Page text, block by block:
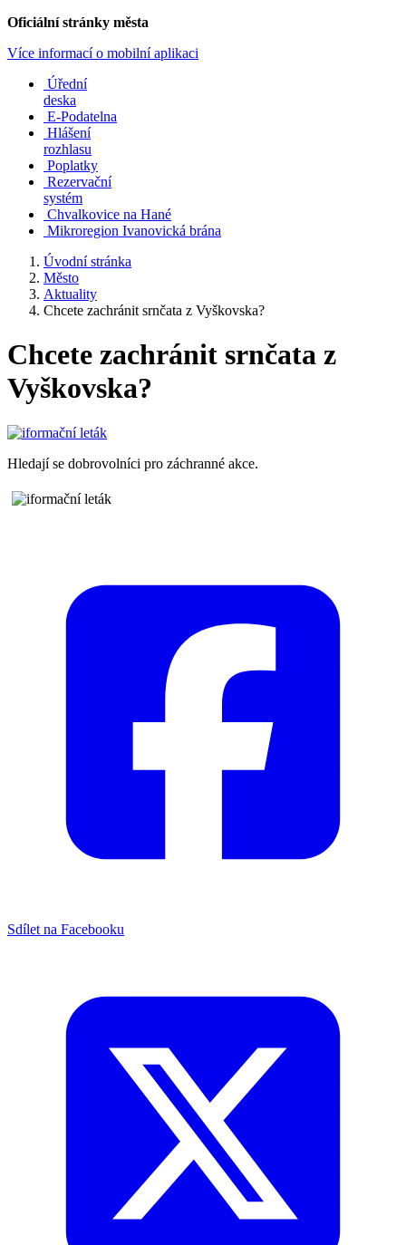
Oficiální stránky města
Více informací o mobilní aplikaci
Úřední
deska
E-Podatelna
Hlášení
rozhlasu
Poplatky
Rezervační
systém
Chvalkovice na Hané
Mikroregion Ivanovická brána
Úvodní stránka
Město
Aktuality
Chcete zachránit srnčata z Vyškovska?
Chcete zachránit srnčata z
Vyškovska?
Hledají se dobrovolníci pro záchranné akce.
Sdílet na Facebooku